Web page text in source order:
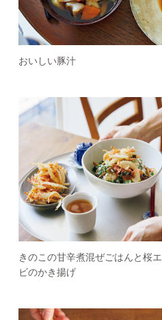
おいしい豚汁
きのこの甘辛煮混ぜごはんと桜エ
ビのかき揚げ